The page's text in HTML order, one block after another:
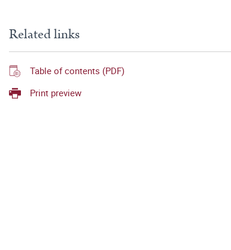
Related links
Table of contents (PDF)
Print preview